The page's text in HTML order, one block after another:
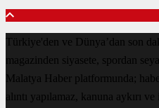
Türkiye'den ve Dünya’dan son
magazinden siyasete, spordan
Malatya Haber platformunda;
alıntı yapılamaz, kanuna aykırı